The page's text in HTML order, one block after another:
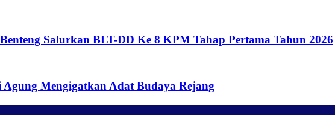
Salurkan BLT-DD Ke 8 KPM Tahap Pertama Tahun 2026
Mengigatkan Adat Budaya Rejang